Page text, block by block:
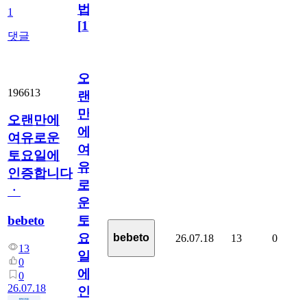
1
댓글
법
[1]
196613
오랜만에
여유로운
토요일에
인증합니다
ㆍ
bebeto
13
0
0
26.07.18
오
랜
만
에
여
유
로
운
토
요
일
에
인
bebeto 26.07.18 13 0